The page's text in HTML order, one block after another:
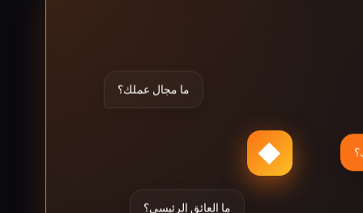
ما مجال عملك؟
ما العائق الرئيسي؟
◆